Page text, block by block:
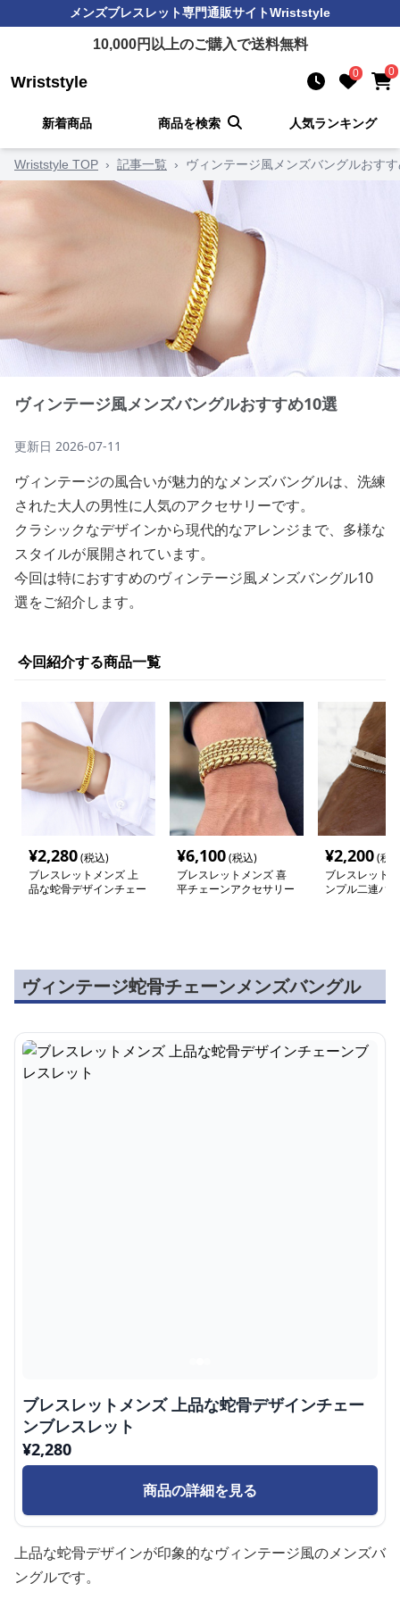
メンズブレスレット専門通販サイトWriststyle
10,000円以上のご購入で送料無料
Wriststyle 0 0
新着商品 商品を検索 人気ランキング
Wriststyle TOP › 記事一覧 › ヴィンテージ風メンズバングルおす
ヴィンテージ風メンズバングルおすすめ10選
更新日 2026-07-11
ヴィンテージの風合いが魅力的なメンズバングルは、洗練
された大人の男性に人気のアクセサリーです。
クラシックなデザインから現代的なアレンジまで、多様な
スタイルが展開されています。
今回は特におすすめのヴィンテージ風メンズバングル10
選をご紹介します。
今回紹介する商品一覧
¥2,280(税込)
ブレスレットメンズ 上
品な蛇骨デザインチェー
¥6,100(税込)
ブレスレットメンズ 喜
平チェーンアクセサリー
¥2,200(税
ブレスレット
ンプル二連バ
ヴィンテージ蛇骨チェーンメンズバングル
ブレスレットメンズ 上品な蛇骨デザインチェー
ンブレスレット
¥2,280
商品の詳細を見る
上品な蛇骨デザインが印象的なヴィンテージ風のメンズバ
ングルです。